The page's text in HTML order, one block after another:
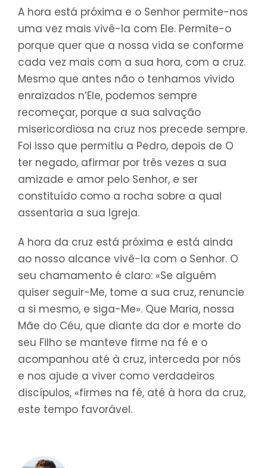
A hora está próxima e o Senhor permite-nos
uma vez mais vivê-la com Ele. Permite-o
porque quer que a nossa vida se conforme
cada vez mais com a sua hora, com a cruz.
Mesmo que antes não o tenhamos vivido
enraizados n’Ele, podemos sempre
recomeçar, porque a sua salvação
misericordiosa na cruz nos precede sempre.
Foi isso que permitiu a Pedro, depois de O
ter negado, afirmar por três vezes a sua
amizade e amor pelo Senhor, e ser
constituído como a rocha sobre a qual
assentaria a sua Igreja.
A hora da cruz está próxima e está ainda
ao nosso alcance vivê-la com o Senhor. O
seu chamamento é claro: «Se alguém
quiser seguir-Me, tome a sua cruz, renuncie
a si mesmo, e siga-Me». Que Maria, nossa
Mãe do Céu, que diante da dor e morte do
seu Filho se manteve firme na fé e o
acompanhou até à cruz, interceda por nós
e nos ajude a viver como verdadeiros
discípulos, «firmes na fé, até à hora da cruz,
este tempo favorável.